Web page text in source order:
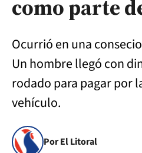
como parte
Ocurrió en una
Un hombre llegó con
rodado para pagar por
vehículo.
Por El Litoral